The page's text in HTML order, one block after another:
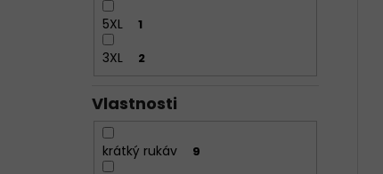
5XL 1
3XL 2
Vlastnosti
krátký rukáv 9